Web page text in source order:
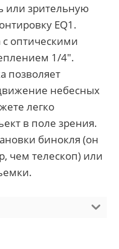
или зрительную
EQ1.
оптическими
1/4".
позволяет
небесных
легко
в поле зрения.
бинокля (он
чем телескоп) или